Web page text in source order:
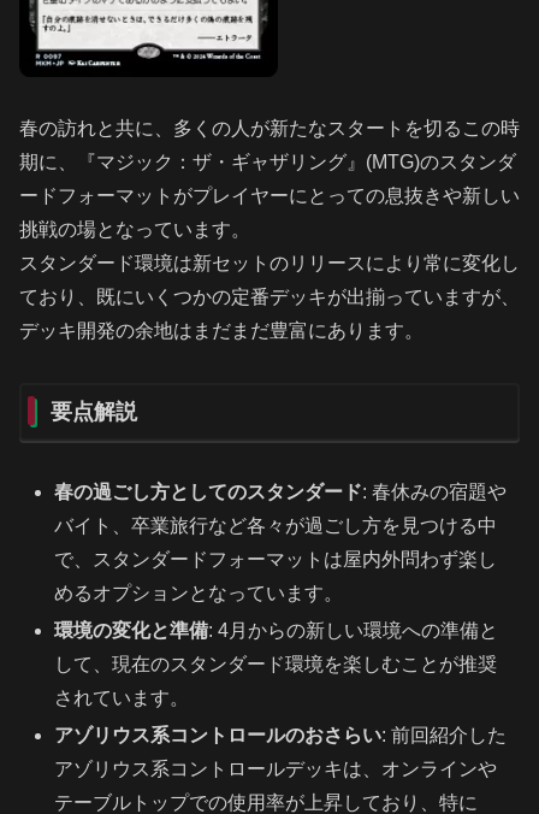
春の訪れと共に、多くの人が新たなスタートを切るこの時
期に、『マジック：ザ・ギャザリング』(MTG)のスタンダ
ードフォーマットがプレイヤーにとっての息抜きや新しい
挑戦の場となっています。
スタンダード環境は新セットのリリースにより常に変化し
ており、既にいくつかの定番デッキが出揃っていますが、
デッキ開発の余地はまだまだ豊富にあります。
要点解説
春の過ごし方としてのスタンダード: 春休みの宿題や
バイト、卒業旅行など各々が過ごし方を見つける中
で、スタンダードフォーマットは屋内外問わず楽し
めるオプションとなっています。
環境の変化と準備: 4月からの新しい環境への準備と
して、現在のスタンダード環境を楽しむことが推奨
されています。
アゾリウス系コントロールのおさらい: 前回紹介した
アゾリウス系コントロールデッキは、オンラインや
テーブルトップでの使用率が上昇しており、特に